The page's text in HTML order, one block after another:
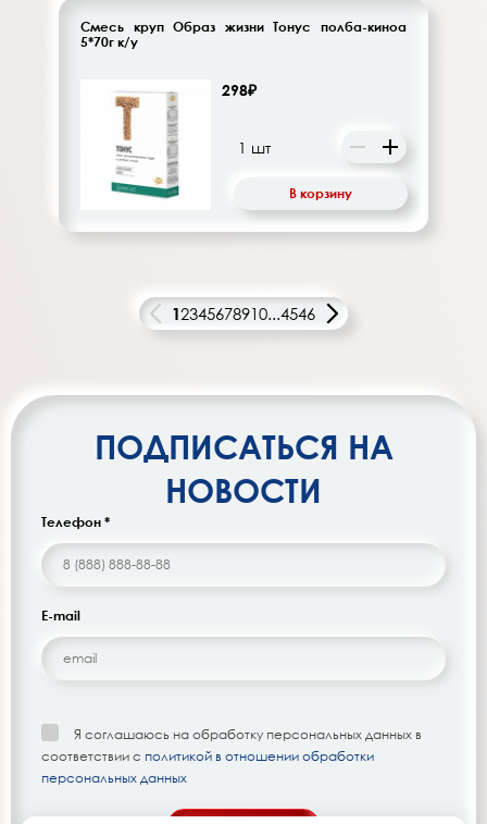
Смесь круп Образ жизни Тонус полба-киноа
5*70г к/у
298₽
В корзину
12345678910...4546
ПОДПИСАТЬСЯ НА
НОВОСТИ
Телефон *
E-mail
Я соглашаюсь на обработку персональных данных в
соответствии с политикой в отношении обработки
персональных данных